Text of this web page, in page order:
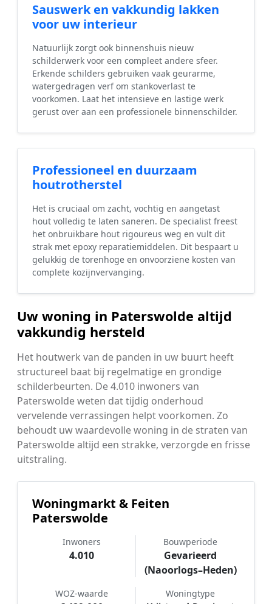
Sauswerk en vakkundig lakken
voor uw interieur
Natuurlijk zorgt ook binnenshuis nieuw
schilderwerk voor een compleet andere sfeer.
Erkende schilders gebruiken vaak geurarme,
watergedragen verf om stankoverlast te
voorkomen. Laat het intensieve en lastige werk
gerust over aan een professionele binnenschilder.
Professioneel en duurzaam
houtrotherstel
Het is cruciaal om zacht, vochtig en aangetast
hout volledig te laten saneren. De specialist freest
het onbruikbare hout rigoureus weg en vult dit
strak met epoxy reparatiemiddelen. Dit bespaart u
gelukkig de torenhoge en onvoorziene kosten van
complete kozijnvervanging.
Uw woning in Paterswolde altijd
vakkundig hersteld
Het houtwerk van de panden in uw buurt heeft
structureel baat bij regelmatige en grondige
schilderbeurten. De 4.010 inwoners van
Paterswolde weten dat tijdig onderhoud
vervelende verrassingen helpt voorkomen. Zo
behoudt uw waardevolle woning in de straten van
Paterswolde altijd een strakke, verzorgde en frisse
uitstraling.
Woningmarkt & Feiten
Paterswolde
Inwoners
4.010
Bouwperiode
Gevarieerd
(Naoorlogs–Heden)
WOZ-waarde
Woningtype